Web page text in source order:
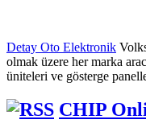
Detay Oto Elektronik
olmak üzere her marka
üniteleri ve gösterge
CHIP